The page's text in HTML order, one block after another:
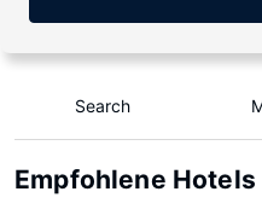
Search
Empfohlene